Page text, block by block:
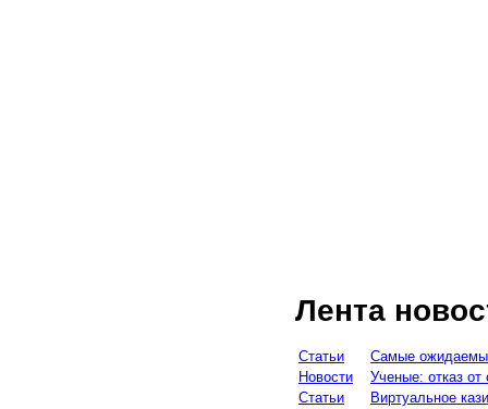
Лента
Статьи
Самые
Новости
Ученые: отказ
Статьи
Виртуальное